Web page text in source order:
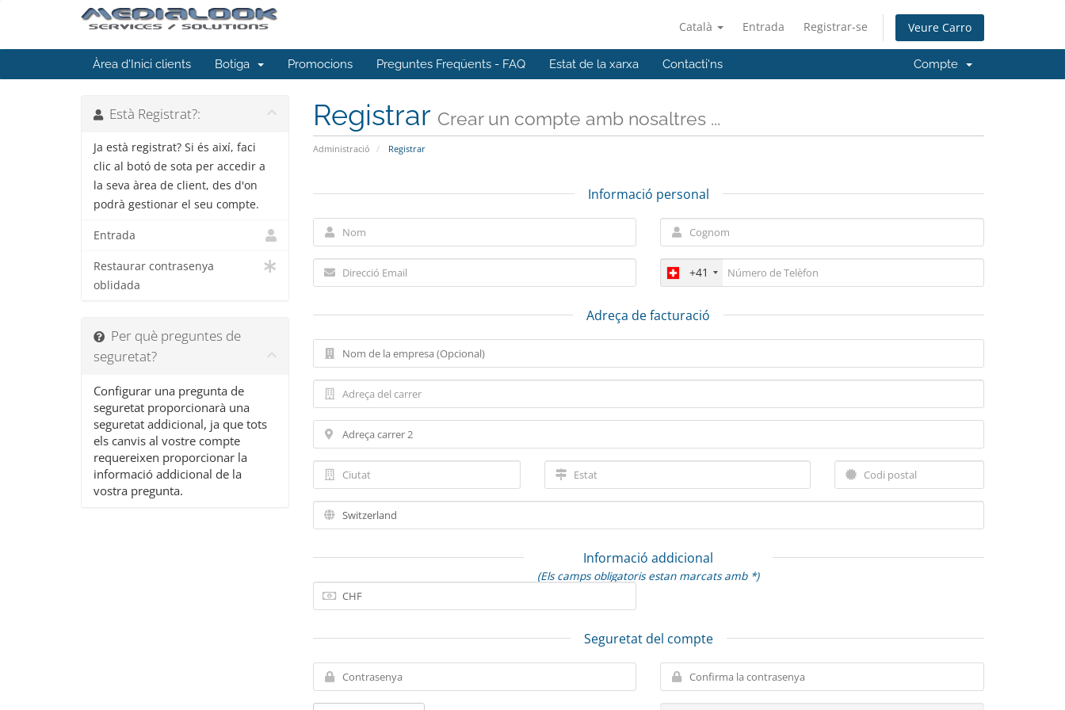
Català Entrada Registrar-se Veure Carro
Àrea d'Inici clients Botiga Promocions Preguntes Freqüents - FAQ Estat de la xarxa Contacti'ns Compte
Registrar Crear un compte amb nosaltres ...
Administració Registrar
Està Registrat?:
Ja està registrat? Si és així, faci
clic al botó de sota per accedir a
la seva àrea de client, des d'on
podrà gestionar el seu compte.
Entrada
Restaurar contrasenya
oblidada
Informació personal
+41
Adreça de facturació
Informació addicional
(Els camps obligatoris estan marcats amb *)
Seguretat del compte
Per què preguntes de
seguretat?
Configurar una pregunta de
seguretat proporcionarà una
seguretat addicional, ja que tots
els canvis al vostre compte
requereixen proporcionar la
informació addicional de la
vostra pregunta.